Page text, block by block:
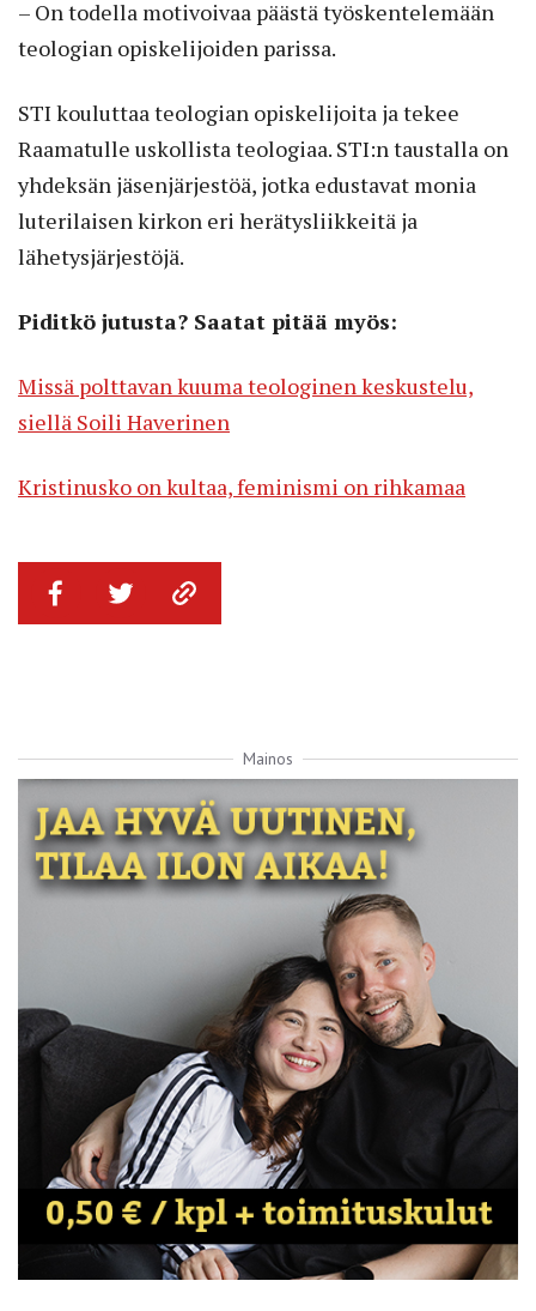
– On todella motivoivaa päästä työskentelemään
teologian opiskelijoiden parissa.
STI kouluttaa teologian opiskelijoita ja tekee
Raamatulle uskollista teologiaa. STI:n taustalla on
yhdeksän jäsenjärjestöä, jotka edustavat monia
luterilaisen kirkon eri herätysliikkeitä ja
lähetysjärjestöjä.
Piditkö jutusta? Saatat pitää myös:
Missä polttavan kuuma teologinen keskustelu,
siellä Soili Haverinen
Kristinusko on kultaa, feminismi on rihkamaa
Mainos